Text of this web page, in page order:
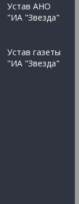
Устав АНО
"ИА "Звезда"
Устав газеты
"ИА "Звезда"